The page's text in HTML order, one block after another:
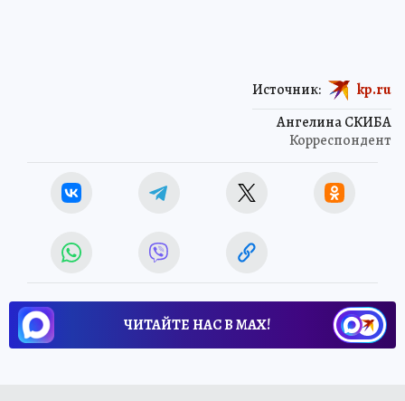
Ангелина СКИБА
Корреспондент
Источник: kp.ru
ЧИТАЙТЕ НАС В МАХ!